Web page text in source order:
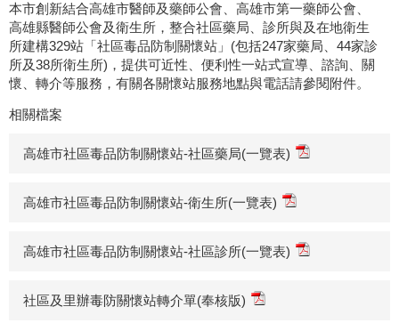
本市創新結合高雄市醫師及藥師公會、高雄市第一藥師公會、
高雄縣醫師公會及衛生所，整合社區藥局、診所與及在地衛生
所建構329站「社區毒品防制關懷站」(包括247家藥局、44家診
所及38所衛生所)，提供可近性、便利性一站式宣導、諮詢、關
懷、轉介等服務，有關各關懷站服務地點與電話請參閱附件。
相關檔案
高雄市社區毒品防制關懷站-社區藥局(一覽表)
高雄市社區毒品防制關懷站-衛生所(一覽表)
高雄市社區毒品防制關懷站-社區診所(一覽表)
社區及里辦毒防關懷站轉介單(奉核版)